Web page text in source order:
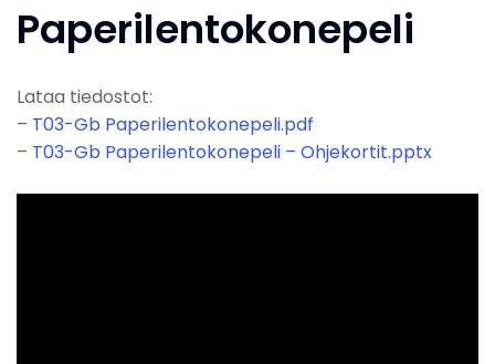
Paperilentokonepeli
Lataa tiedostot:
– T03-Gb Paperilentokonepeli.pdf
– T03-Gb Paperilentokonepeli – Ohjekortit.pptx